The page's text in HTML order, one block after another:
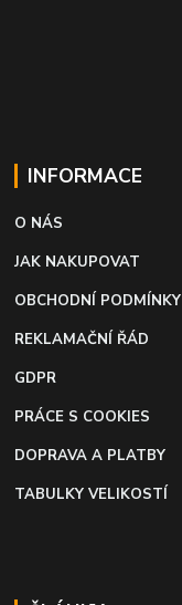
INFORMACE
O NÁS
JAK NAKUPOVAT
OBCHODNÍ PODMÍNKY
REKLAMAČNÍ ŘÁD
GDPR
PRÁCE S COOKIES
DOPRAVA A PLATBY
TABULKY VELIKOSTÍ